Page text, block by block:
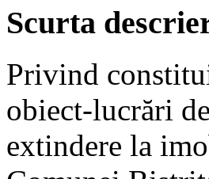
Scurta
Privind
obiect-lucrări
extindere la